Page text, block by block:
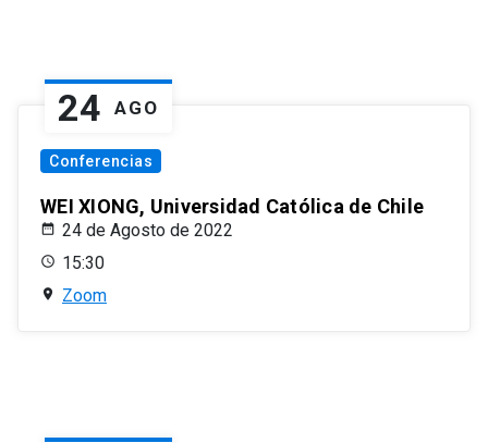
24 AGO
Conferencias
WEI XIONG, Universidad Católica de Chile
24 de Agosto de 2022
15:30
Zoom